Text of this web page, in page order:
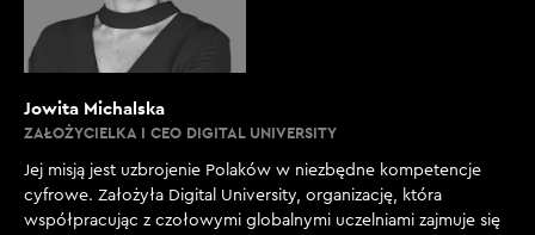
Jowita Michalska
ZAŁOŻYCIELKA I CEO DIGITAL UNIVERSITY
Jej misją jest uzbrojenie Polaków w niezbędne kompetencje
cyfrowe. Założyła Digital University, organizację, która
współpracując z czołowymi globalnymi uczelniami zajmuje się